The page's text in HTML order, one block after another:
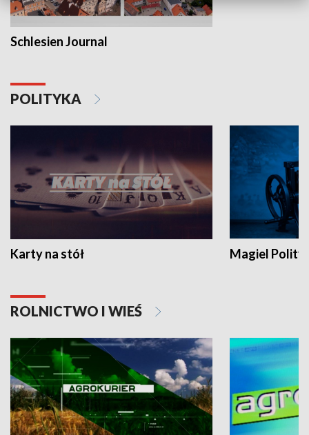
Schlesien Journal
POLITYKA
Karty na stół Magiel
ROLNICTWO I WIEŚ